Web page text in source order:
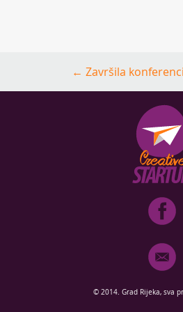
Post
navigation
← Završila
© 2014. Grad Rijeka, sva